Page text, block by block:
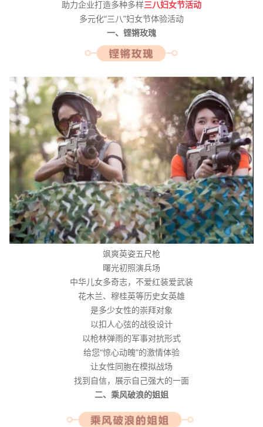
助力企业打造多种多样三八妇女节活动
多元化“三八”妇女节体验活动
一、铿锵玫瑰
飒爽英姿五尺枪
曙光初照演兵场
中华儿女多奇志，不爱红装爱武装
花木兰、穆桂英等历史女英雄
是多少女性的崇拜对象
以扣人心弦的战役设计
以枪林弹雨的军事对抗形式
给您“惊心动魄”的激情体验
让女性同胞在模拟战场
找到自信，展示自己强大的一面
二、乘风破浪的姐姐